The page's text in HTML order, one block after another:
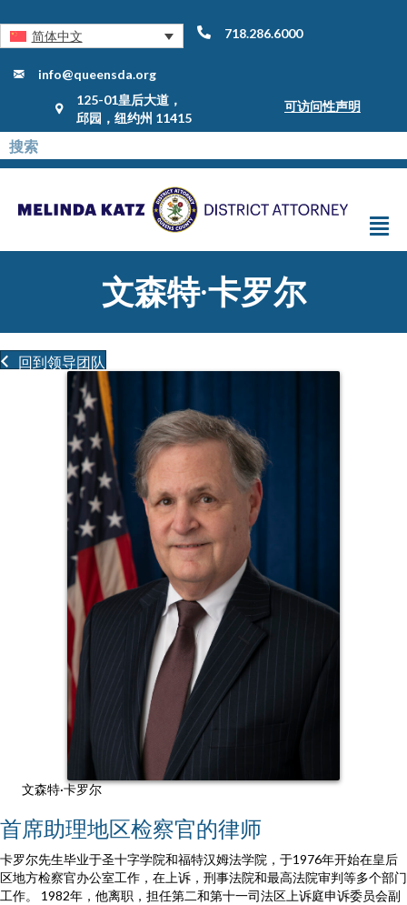
简体中文 718.286.6000
info@queensda.org
125-01皇后大道，
邱园，纽约州 11415
可访问性声明
文森特·卡罗尔
回到领导团队
文森特·卡罗尔
首席助理地区检察官的律师
卡罗尔先生毕业于圣十字学院和福特汉姆法学院，于1976年开始在皇后
区地方检察官办公室工作，在上诉，刑事法院和最高法院审判等多个部门
工作。 1982年，他离职，担任第二和第十一司法区上诉庭申诉委员会副